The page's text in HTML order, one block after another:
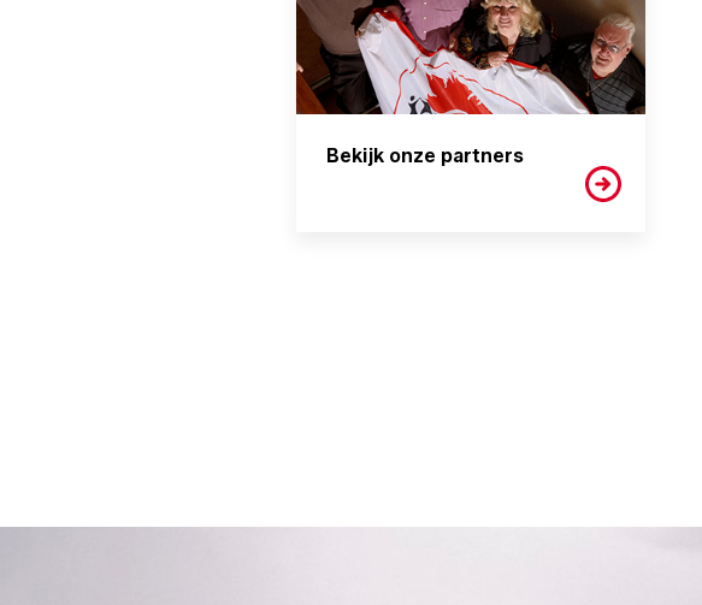
Bekijk onze partners